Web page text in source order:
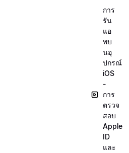
การ
รัน
แอ
พบ
นอุ
ปกรณ์
iOS
-
การ
ตรวจ
สอบ
Apple
ID
และ